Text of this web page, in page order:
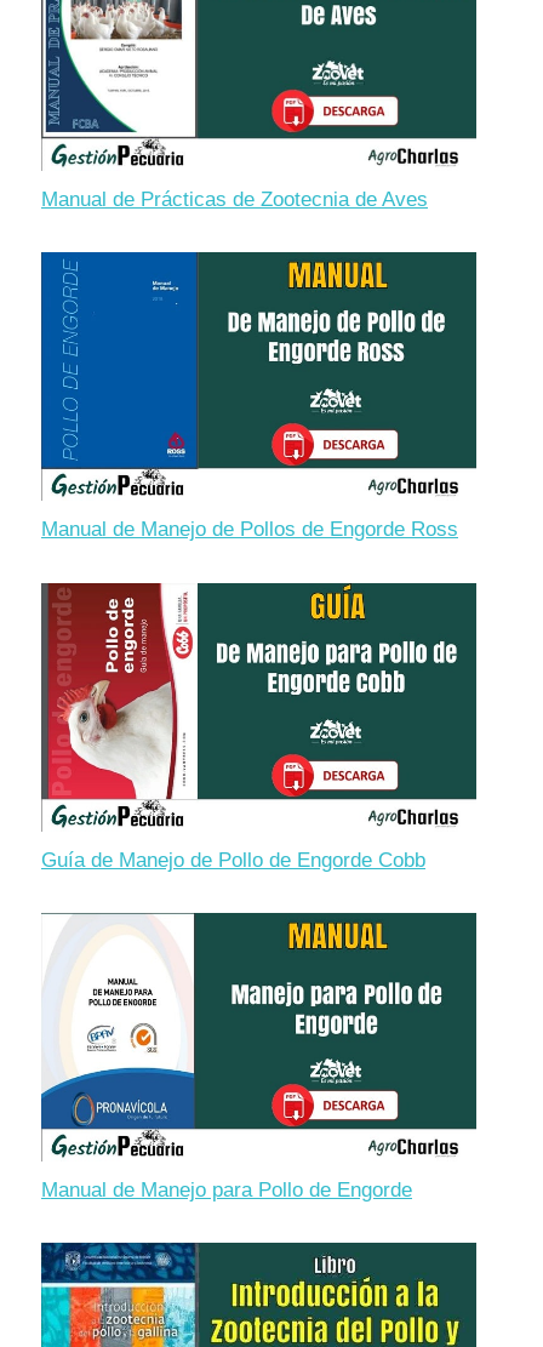
Manual de Prácticas de Zootecnia de Aves
Manual de Manejo de Pollos de Engorde Ross
Guía de Manejo de Pollo de Engorde Cobb
Manual de Manejo para Pollo de Engorde